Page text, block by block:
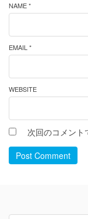
NAME *
EMAIL *
WEBSITE
次回のコメン
Post Comment